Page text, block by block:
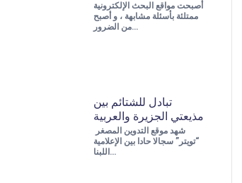
أصبحت مواقع البحث الإلكترونية
ممتلئة بأسئلة مشابهة ، و أصبح
من الضرور…
تبادل للشتائم بين
مذيعتي الجزيرة والعربية
“تويتر” سجالا حادا بين الإعلامية
اللبنا…